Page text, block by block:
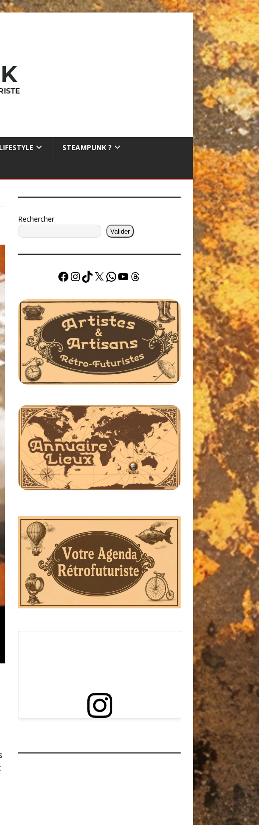
LIFESTYLE STEAMPUNK ?
Rechercher
Valider